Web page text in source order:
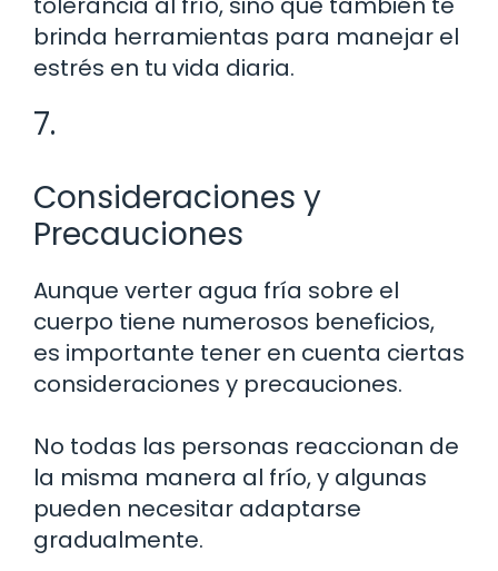
brinda herramientas para manejar el
estrés en tu vida diaria.
7.
Consideraciones y
Precauciones
Aunque verter agua fría sobre el
cuerpo tiene numerosos beneficios,
es importante tener en cuenta ciertas
consideraciones y precauciones.
No todas las personas reaccionan de
la misma manera al frío, y algunas
pueden necesitar adaptarse
gradualmente.